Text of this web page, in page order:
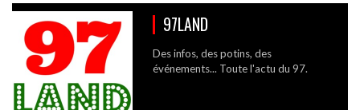
97LAND
Des infos, des potins, des
événements... Toute l'actu du 97.